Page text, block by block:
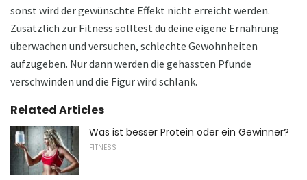
sonst wird der gewünschte Effekt nicht erreicht werden.
Zusätzlich zur Fitness solltest du deine eigene Ernährung
überwachen und versuchen, schlechte Gewohnheiten
aufzugeben. Nur dann werden die gehassten Pfunde
verschwinden und die Figur wird schlank.
Related Articles
Was ist besser Protein oder ein Gewinner?
FITNESS